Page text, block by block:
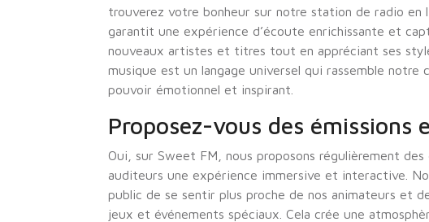
trouverez votre bonheur sur notre station de radio en
garantit une expérience d’écoute enrichissante et
nouveaux artistes et titres tout en appréciant ses
musique est un langage universel qui rassemble notre
pouvoir émotionnel et inspirant.
Proposez-vous des émissions
Oui, sur Sweet FM, nous proposons régulièrement
auditeurs une expérience immersive et interactive.
public de se sentir plus proche de nos animateurs et
jeux et événements spéciaux. Cela crée une